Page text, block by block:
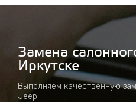
Замена
Иркутске
Выполняем качественную
Jeep